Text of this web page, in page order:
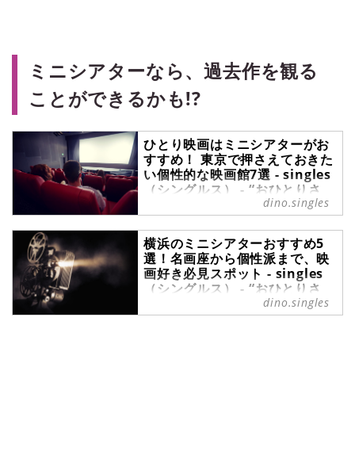
っとする映画を、独断と偏見で楽し
くツッコミながら紹介しています。
ミニシアターなら、過去作を観る
ことができるかも!?
ひとり映画はミニシアターがお
すすめ！ 東京で押さえておきた
い個性的な映画館7選 - singles
（シングルス） - “おひとりさ
ま”にフォーカスした情報サイト
ミニシアターは、大手シネコンでは
上映されない個性的な作品を扱う映
画館のこと。個性的でレトロな雰囲
気を楽しんだり、併設されたカフェ
で鑑賞後の余韻を楽しんだりと、映
画以外の体験ができる点も魅力で
dino.singles
横浜のミニシアターおすすめ5
選！名画座から個性派まで、映
画好き必見スポット - singles
（シングルス） - “おひとりさ
ま”にフォーカスした情報サイト
dino.singles